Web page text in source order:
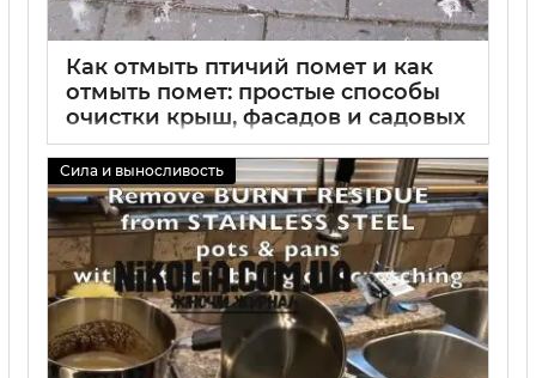
Как отмыть птичий помет и как
отмыть помет: простые способы
очистки крыш, фасадов и садовых
поверхностей
02 09 2025 0
Сила и выносливость